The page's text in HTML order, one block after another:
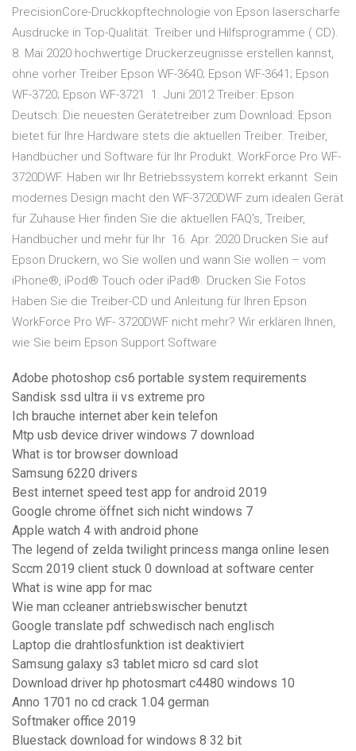
PrecisionCore-Druckkopftechnologie von Epson laserscharfe
Ausdrucke in Top-Qualität. Treiber und Hilfsprogramme ( CD).
8. Mai 2020 hochwertige Druckerzeugnisse erstellen kannst,
ohne vorher Treiber Epson WF-3640; Epson WF-3641; Epson
WF-3720; Epson WF-3721 1. Juni 2012 Treiber: Epson
Deutsch: Die neuesten Gerätetreiber zum Download: Epson
bietet für Ihre Hardware stets die aktuellen Treiber. Treiber,
Handbücher und Software für Ihr Produkt. WorkForce Pro WF-
3720DWF. Haben wir Ihr Betriebssystem korrekt erkannt Sein
modernes Design macht den WF-3720DWF zum idealen Gerät
für Zuhause Hier finden Sie die aktuellen FAQ's, Treiber,
Handbücher und mehr für Ihr 16. Apr. 2020 Drucken Sie auf
Epson Druckern, wo Sie wollen und wann Sie wollen – vom
iPhone®, iPod® Touch oder iPad®. Drucken Sie Fotos
Haben Sie die Treiber-CD und Anleitung für Ihren Epson
WorkForce Pro WF- 3720DWF nicht mehr? Wir erklären Ihnen,
wie Sie beim Epson Support Software
Adobe photoshop cs6 portable system requirements
Sandisk ssd ultra ii vs extreme pro
Ich brauche internet aber kein telefon
Mtp usb device driver windows 7 download
What is tor browser download
Samsung 6220 drivers
Best internet speed test app for android 2019
Google chrome öffnet sich nicht windows 7
Apple watch 4 with android phone
The legend of zelda twilight princess manga online lesen
Sccm 2019 client stuck 0 download at software center
What is wine app for mac
Wie man ccleaner antriebswischer benutzt
Google translate pdf schwedisch nach englisch
Laptop die drahtlosfunktion ist deaktiviert
Samsung galaxy s3 tablet micro sd card slot
Download driver hp photosmart c4480 windows 10
Anno 1701 no cd crack 1.04 german
Softmaker office 2019
Bluestack download for windows 8 32 bit